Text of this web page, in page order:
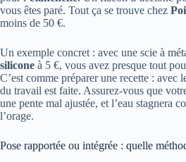
vous êtes paré. Tout ça se trouve chez
moins de 50 €.
Un exemple concret : avec une scie à
silicone à 5 €, vous avez presque tout
C’est comme préparer une recette : avec
du travail est faite. Assurez-vous que
une pente mal ajustée, et l’eau stagnera
l’orage.
Pose rapportée ou intégrée : quelle